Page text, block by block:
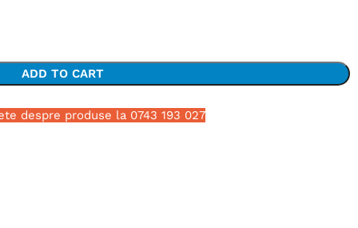
ADD TO CART
despre produse la 0743 193 027